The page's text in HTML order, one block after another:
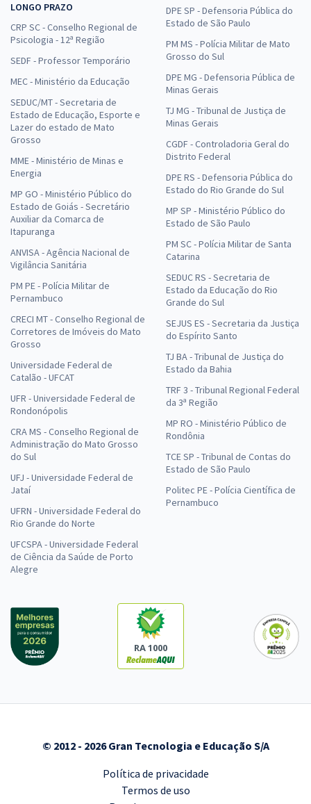
LONGO PRAZO
CRP SC - Conselho Regional de
Psicologia - 12ª Região
SEDF - Professor Temporário
MEC - Ministério da Educação
SEDUC/MT - Secretaria de
Estado de Educação, Esporte e
Lazer do estado de Mato
Grosso
MME - Ministério de Minas e
Energia
MP GO - Ministério Público do
Estado de Goiás - Secretário
Auxiliar da Comarca de
Itapuranga
ANVISA - Agência Nacional de
Vigilância Sanitária
PM PE - Polícia Militar de
Pernambuco
CRECI MT - Conselho Regional de
Corretores de Imóveis do Mato
Grosso
Universidade Federal de
Catalão - UFCAT
UFR - Universidade Federal de
Rondonópolis
CRA MS - Conselho Regional de
Administração do Mato Grosso
do Sul
UFJ - Universidade Federal de
Jataí
UFRN - Universidade Federal do
Rio Grande do Norte
UFCSPA - Universidade Federal
de Ciência da Saúde de Porto
Alegre
DPE SP - Defensoria Pública do
Estado de São Paulo
PM MS - Polícia Militar de Mato
Grosso do Sul
DPE MG - Defensoria Pública de
Minas Gerais
TJ MG - Tribunal de Justiça de
Minas Gerais
CGDF - Controladoria Geral do
Distrito Federal
DPE RS - Defensoria Pública do
Estado do Rio Grande do Sul
MP SP - Ministério Público do
Estado de São Paulo
PM SC - Polícia Militar de Santa
Catarina
SEDUC RS - Secretaria de
Estado da Educação do Rio
Grande do Sul
SEJUS ES - Secretaria da Justiça
do Espírito Santo
TJ BA - Tribunal de Justiça do
Estado da Bahia
TRF 3 - Tribunal Regional Federal
da 3ª Região
MP RO - Ministério Público de
Rondônia
TCE SP - Tribunal de Contas do
Estado de São Paulo
Politec PE - Polícia Científica de
Pernambuco
RA 1000
© 2012 - 2026 Gran Tecnologia e Educação S/A
Política de privacidade
Termos de uso